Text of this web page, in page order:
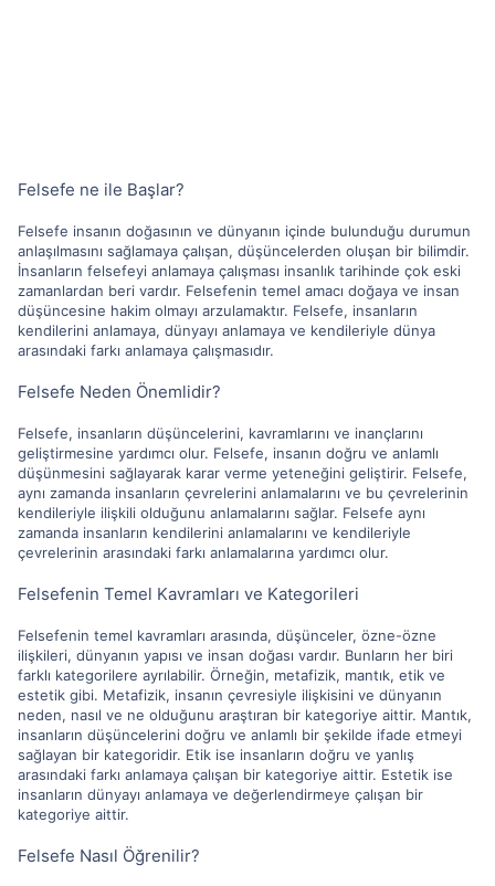
Felsefe ne ile Başlar?
Felsefe insanın doğasının ve dünyanın içinde bulunduğu durumun
anlaşılmasını sağlamaya çalışan, düşüncelerden oluşan bir bilimdir.
İnsanların felsefeyi anlamaya çalışması insanlık tarihinde çok eski
zamanlardan beri vardır. Felsefenin temel amacı doğaya ve insan
düşüncesine hakim olmayı arzulamaktır. Felsefe, insanların
kendilerini anlamaya, dünyayı anlamaya ve kendileriyle dünya
arasındaki farkı anlamaya çalışmasıdır.
Felsefe Neden Önemlidir?
Felsefe, insanların düşüncelerini, kavramlarını ve inançlarını
geliştirmesine yardımcı olur. Felsefe, insanın doğru ve anlamlı
düşünmesini sağlayarak karar verme yeteneğini geliştirir. Felsefe,
aynı zamanda insanların çevrelerini anlamalarını ve bu çevrelerinin
kendileriyle ilişkili olduğunu anlamalarını sağlar. Felsefe aynı
zamanda insanların kendilerini anlamalarını ve kendileriyle
çevrelerinin arasındaki farkı anlamalarına yardımcı olur.
Felsefenin Temel Kavramları ve Kategorileri
Felsefenin temel kavramları arasında, düşünceler, özne-özne
ilişkileri, dünyanın yapısı ve insan doğası vardır. Bunların her biri
farklı kategorilere ayrılabilir. Örneğin, metafizik, mantık, etik ve
estetik gibi. Metafizik, insanın çevresiyle ilişkisini ve dünyanın
neden, nasıl ve ne olduğunu araştıran bir kategoriye aittir. Mantık,
insanların düşüncelerini doğru ve anlamlı bir şekilde ifade etmeyi
sağlayan bir kategoridir. Etik ise insanların doğru ve yanlış
arasındaki farkı anlamaya çalışan bir kategoriye aittir. Estetik ise
insanların dünyayı anlamaya ve değerlendirmeye çalışan bir
kategoriye aittir.
Felsefe Nasıl Öğrenilir?